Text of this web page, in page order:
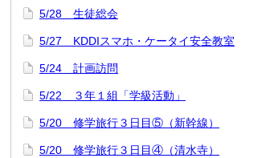
5/28 生徒総会
5/27 KDDIスマホ・ケータイ安全教室
5/24 計画訪問
5/22 ３年１組「学級活動」
5/20 修学旅行３日目⑤（新幹線）
5/20 修学旅行３日目④（清水寺）